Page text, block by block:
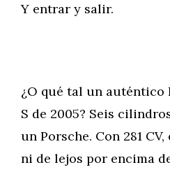
Y entrar y salir.
¿O qué tal un auténtico
S de 2005? Seis
un Porsche. Con 281
ni de lejos por encima